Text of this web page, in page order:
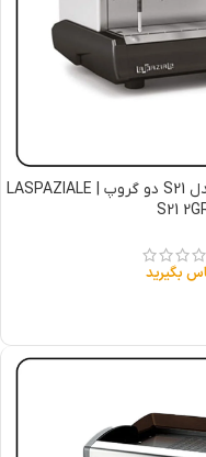
اسپرسو ساز لاسپازیاله مدل S21 دو گروپ | LASPAZIALE
S21
بگیرید